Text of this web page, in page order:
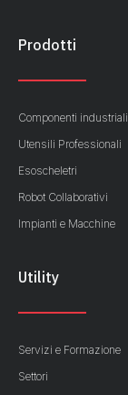
Prodotti
Componenti industriali
Utensili Professionali
Esoscheletri
Robot Collaborativi
Impianti e Macchine
Utility
Servizi e Formazione
Settori